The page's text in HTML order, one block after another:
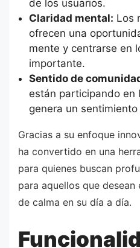
de los usuarios.
Claridad mental: Los
ofrecen una
mente y centrarse en
importante.
Sentido de
están participando en
genera un
Gracias a su enfoque
ha convertido en una
para quienes buscan
para aquellos que
de calma en su día a día.